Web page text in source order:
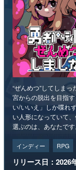
“ぜんめつ”してしま
宮からの脱出を目指
い/いいえ」しか喋れ
い人形になっていて
選ぶのは、あなたです
インディー RPG
リリース日：2026